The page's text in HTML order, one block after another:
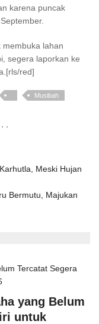
karena puncak
membuka lahan
segera laporkan ke
red]
Musibah
Meski Hujan
Bermutu, Majukan
yang Belum
untuk